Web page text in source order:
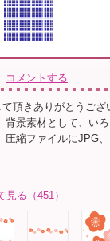
コメントする
頂きありがとうご
背景素材として、い
圧縮ファイルにJPG
る（451）